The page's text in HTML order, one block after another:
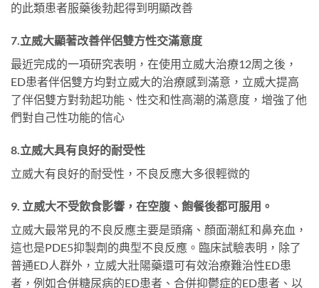
的此類患者服藥後勃起得到明顯改善
7.立威大顯著改善伴侶雙方性交滿意度
最近完成的一項研究表明，在使用立威大治療12周之後，
ED患者伴侶雙方均對立威大的治療感到滿意，立威大提高
了伴侶雙方對勃起功能、性交和性高潮的滿意度，增強了他
們對自己性功能的信心
8.立威大具有良好的耐受性
立威大有良好的耐受性，不良反應大多很輕微的
9. 立威大不受飲食影響，在空腹、飽餐後都可服用。
立威大最常見的不良反應主要是頭痛、顏面潮紅和鼻充血，
這也是PDE5抑製劑的典型不良反應。臨床試驗表明，除了
普通ED人群外，立威大壯陽藥還可有效治療難治性ED患
者，例如合併糖尿病的ED患者、合併抑鬱症的ED患者、以